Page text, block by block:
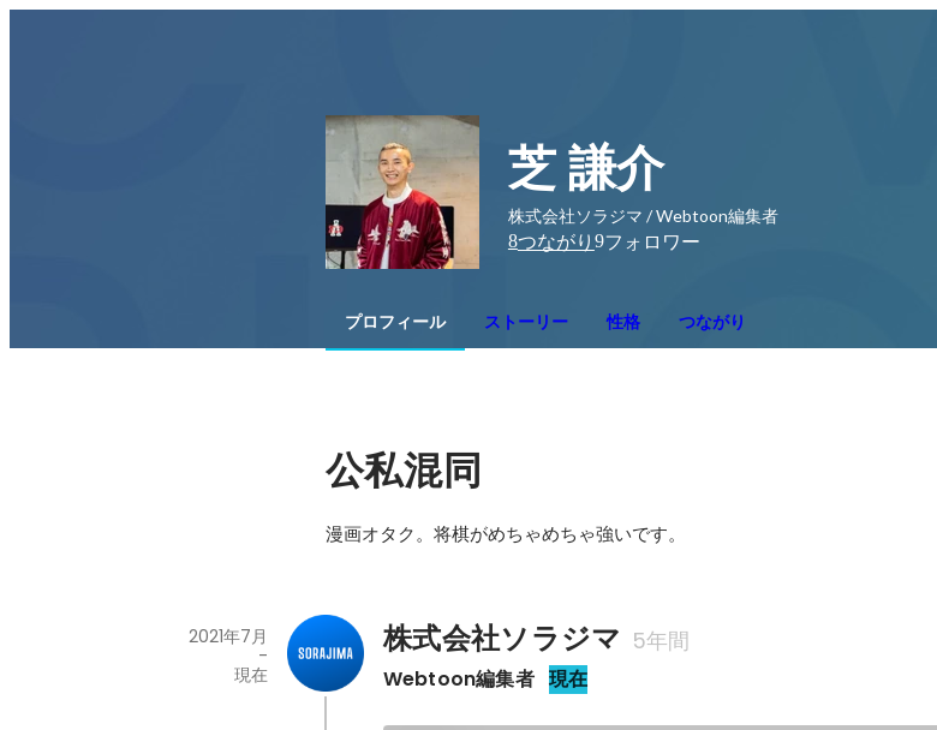
芝 謙介
株式会社ソラジマ / Webtoon編集者
8つながり 9フォロワー
プロフィール ストーリー 性格 つながり
公私混同
漫画オタク。将棋がめちゃめちゃ強いです。
株式会社ソラジマ 5年間
Webtoon編集者 現在
2021年7月
-
現在